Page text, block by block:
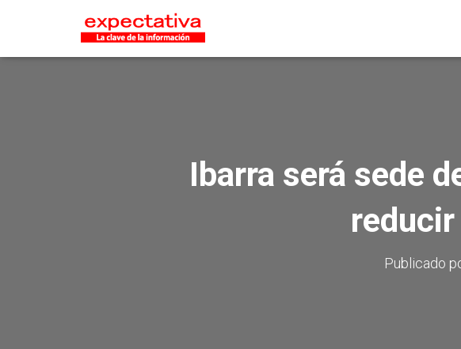
Ibarra será sede
Publicado